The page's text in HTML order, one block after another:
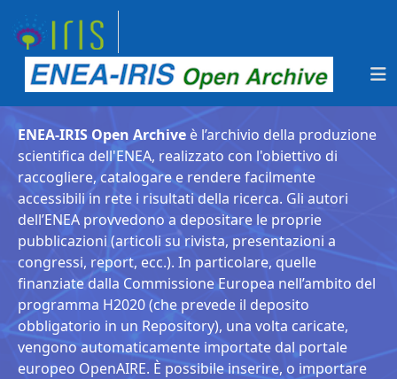
ENEA-IRIS Open Archive è l’archivio della produzione
scientifica dell'ENEA, realizzato con l'obiettivo di
raccogliere, catalogare e rendere facilmente
accessibili in rete i risultati della ricerca. Gli autori
dell’ENEA provvedono a depositare le proprie
pubblicazioni (articoli su rivista, presentazioni a
congressi, report, ecc.). In particolare, quelle
finanziate dalla Commissione Europea nell’ambito del
programma H2020 (che prevede il deposito
obbligatorio in un Repository), una volta caricate,
vengono automaticamente importate dal portale
europeo OpenAIRE. È possibile inserire, o importare